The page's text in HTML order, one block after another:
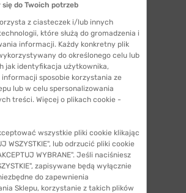
się do Twoich potrzeb
z ciasteczek i/lub innych
które służą do gromadzenia i
informacji. Każdy konkretny plik
do określonego celu lub
jak identyfikacja użytkownika,
sposobie korzystania ze
lub w celu spersonalizowania
treści. Więcej o plikach cookie -
wszystkie pliki cookie klikając
WSZYSTKIE", lub odrzucić pliki cookie
WYBRANE". Jeśli naciśniesz
zapisywane będą wyłącznie
do zapewnienia
Sklepu, korzystanie z takich plików